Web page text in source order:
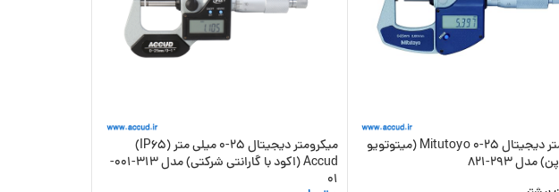
میکرومتر دیجیتال 25-0 Mitutoyo (میتوتویو
293-821
میکرومتر دیجیتال 25-0 میلی متر (IP65)
Accud (اکود با گارانتی شرکتی) مدل 313-001-
01